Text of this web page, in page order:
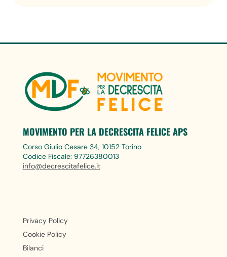
MOVIMENTO PER LA DECRESCITA FELICE APS
Corso Giulio Cesare 34, 10152 Torino
Codice Fiscale: 97726380013
info@decrescitafelice.it
Privacy Policy
Cookie Policy
Bilanci